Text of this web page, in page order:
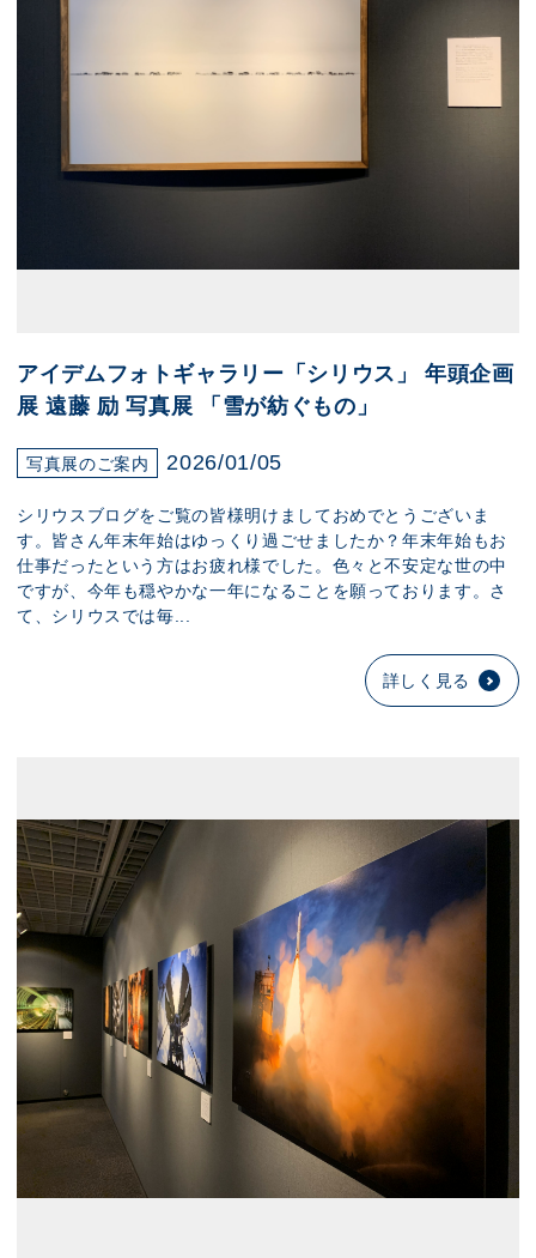
アイデムフォトギャラリー「シリウス」 年頭企画
展 遠藤 励 写真展 「雪が紡ぐもの」
写真展のご案内 2026/01/05
シリウスブログをご覧の皆様明けましておめでとうございま
す。皆さん年末年始はゆっくり過ごせましたか？年末年始もお
仕事だったという方はお疲れ様でした。色々と不安定な世の中
ですが、今年も穏やかな一年になることを願っております。さ
て、シリウスでは毎...
詳しく見る